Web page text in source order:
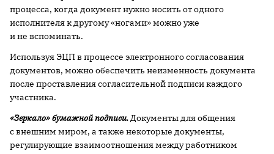
процесса, когда документ нужно носить от одного
исполнителя к другому «ногами» можно уже
и не вспоминать.
Используя ЭЦП в процессе электронного согласования
документов, можно обеспечить неизменность документа
после проставления согласительной подписи каждого
участника.
«Зеркало» бумажной подписи.Документы для общения
с внешним миром, а также некоторые документы,
регулирующие взаимоотношения между работником